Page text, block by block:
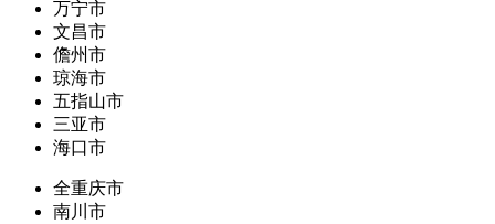
万宁市
文昌市
儋州市
琼海市
五指山市
三亚市
海口市
全重庆市
南川市